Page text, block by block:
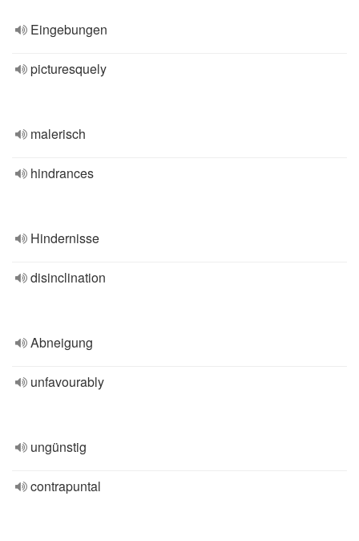
Eingebungen
picturesquely
malerisch
hindrances
Hindernisse
disinclination
Abneigung
unfavourably
ungünstig
contrapuntal